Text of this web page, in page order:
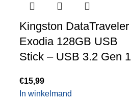
Kingston DataTraveler
Exodia 128GB USB
Stick – USB 3.2 Gen 1
€15,99
In winkelmand